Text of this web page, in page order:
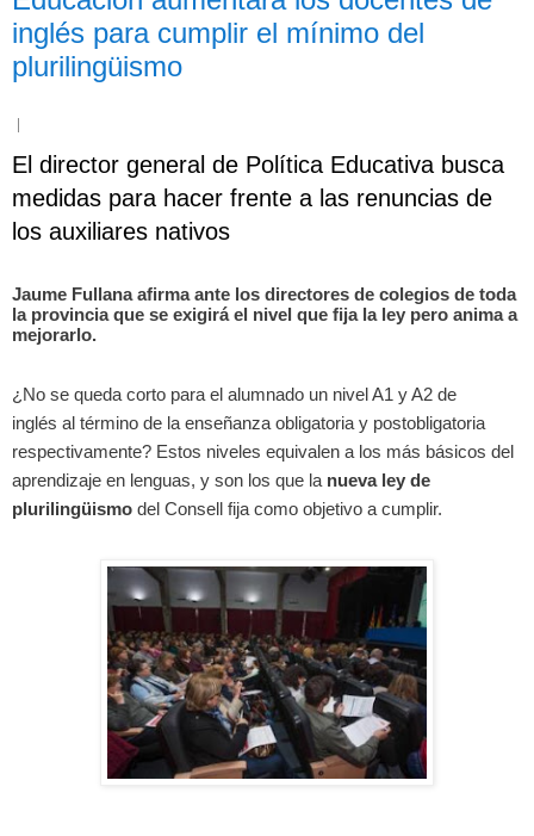
inglés para cumplir el mínimo del
plurilingüismo
El director general de Política Educativa busca
medidas para hacer frente a las renuncias de
los auxiliares nativos
Jaume Fullana afirma ante los directores de colegios de toda
la provincia que se exigirá el nivel que fija la ley pero anima a
mejorarlo.
¿No se queda corto para el alumnado un nivel A1 y A2 de
inglés al término de la enseñanza obligatoria y postobligatoria
respectivamente? Estos niveles equivalen a los más básicos del
aprendizaje en lenguas, y son los que la nueva ley de
plurilingüismo del Consell fija como objetivo a cumplir.